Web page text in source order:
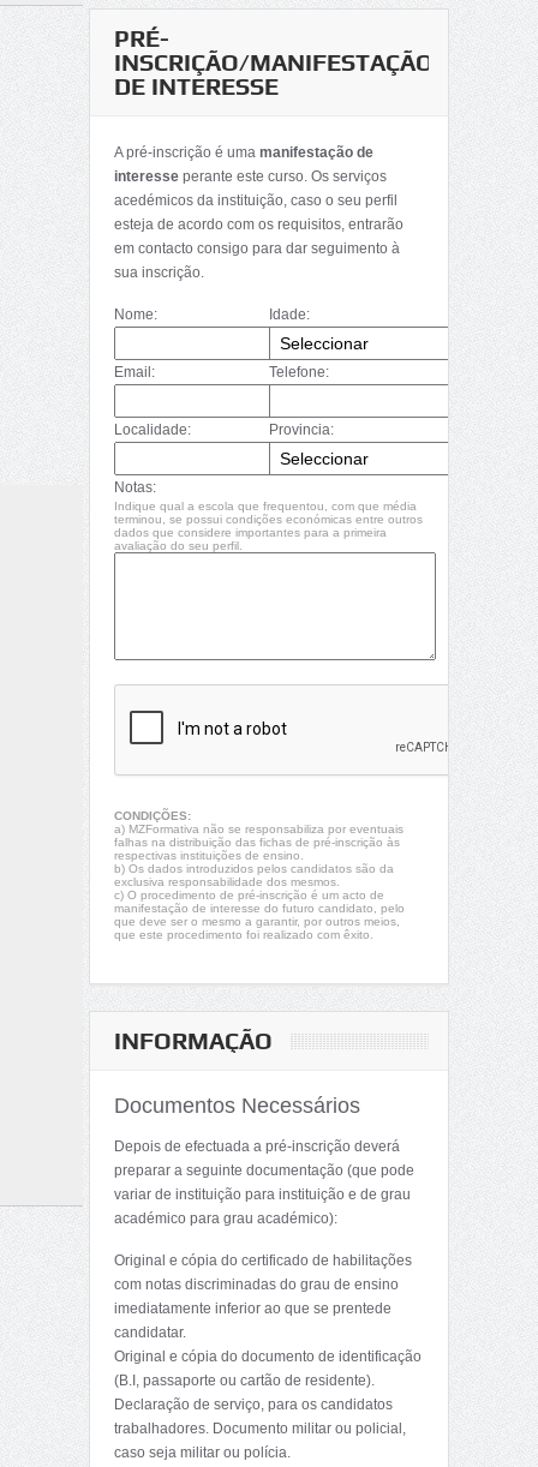
PRÉ-
INSCRIÇÃO/MANIFESTAÇÃO
DE INTERESSE
A pré-inscrição é uma manifestação de
interesse perante este curso. Os serviços
acedémicos da instituição, caso o seu perfil
esteja de acordo com os requisitos, entrarão
em contacto consigo para dar seguimento à
sua inscrição.
Nome:
Email:
Localidade:
Idade:
Telefone:
Provincia:
Notas:
Indique qual a escola que frequentou, com que média
terminou, se possui condições económicas entre outros
dados que considere importantes para a primeira
avaliação do seu perfil.
CONDIÇÕES:
a) MZFormativa não se responsabiliza por eventuais
falhas na distribuição das fichas de pré-inscrição às
respectivas instituições de ensino.
b) Os dados introduzidos pelos candidatos são da
exclusiva responsabilidade dos mesmos.
c) O procedimento de pré-inscrição é um acto de
manifestação de interesse do futuro candidato, pelo
que deve ser o mesmo a garantir, por outros meios,
que este procedimento foi realizado com êxito.
INFORMAÇÃO
Documentos Necessários
Depois de efectuada a pré-inscrição deverá
preparar a seguinte documentação (que pode
variar de instituição para instituição e de grau
académico para grau académico):
Original e cópia do certificado de habilitações
com notas discriminadas do grau de ensino
imediatamente inferior ao que se prentede
candidatar.
Original e cópia do documento de identificação
(B.I, passaporte ou cartão de residente).
Declaração de serviço, para os candidatos
trabalhadores. Documento militar ou policial,
caso seja militar ou polícia.